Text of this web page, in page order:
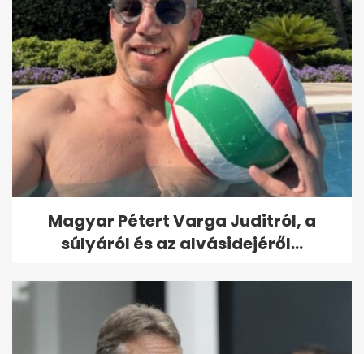
Magyar Pétert Varga Juditról, a
súlyáról és az alvásidejéről...